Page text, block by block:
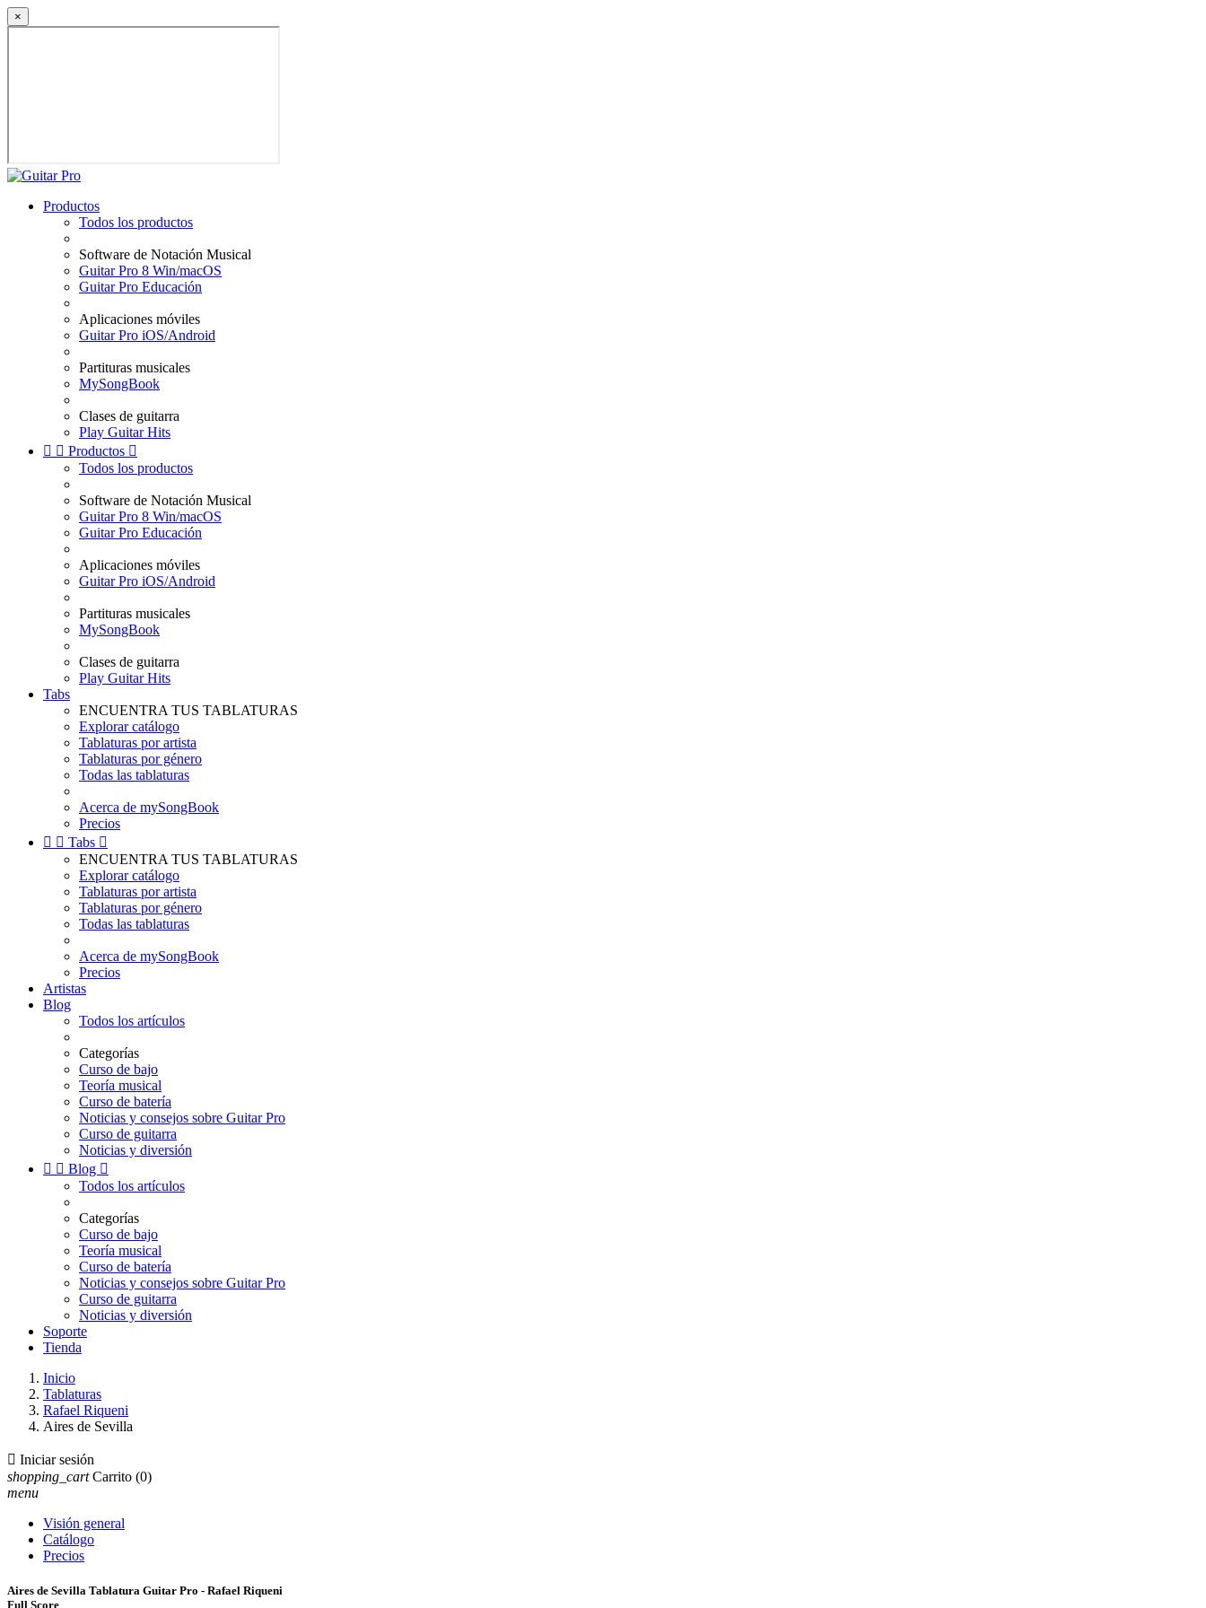
×
Productos
Todos los productos
Software de Notación Musical
Guitar Pro 8 Win/macOS
Guitar Pro Educación
Aplicaciones móviles
Guitar Pro iOS/Android
Partituras musicales
MySongBook
Clases de guitarra
Play Guitar Hits
  Productos 
Todos los productos
Software de Notación Musical
Guitar Pro 8 Win/macOS
Guitar Pro Educación
Aplicaciones móviles
Guitar Pro iOS/Android
Partituras musicales
MySongBook
Clases de guitarra
Play Guitar Hits
Tabs
ENCUENTRA TUS TABLATURAS
Explorar catálogo
Tablaturas por artista
Tablaturas por género
Todas las tablaturas
Acerca de mySongBook
Precios
  Tabs 
ENCUENTRA TUS TABLATURAS
Explorar catálogo
Tablaturas por artista
Tablaturas por género
Todas las tablaturas
Acerca de mySongBook
Precios
Artistas
Blog
Todos los artículos
Categorías
Curso de bajo
Teoría musical
Curso de batería
Noticias y consejos sobre Guitar Pro
Curso de guitarra
Noticias y diversión
  Blog 
Todos los artículos
Categorías
Curso de bajo
Teoría musical
Curso de batería
Noticias y consejos sobre Guitar Pro
Curso de guitarra
Noticias y diversión
Soporte
Tienda
Inicio
Tablaturas
Rafael Riqueni
Aires de Sevilla
 Iniciar sesión
shopping_cart Carrito (0)
menu
Visión general
Catálogo
Precios
Aires de Sevilla Tablatura Guitar Pro - Rafael Riqueni
Full Score